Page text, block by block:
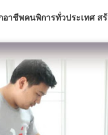
าชีพคนพิการทั่วประเทศ ส